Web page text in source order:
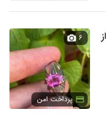
۶
پرداخت امن